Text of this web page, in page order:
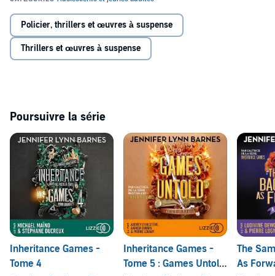
©2021 / 2022 Jennifer Lynn Barnes / éditions Pocket Jeunesse, pour
la traduction française et la présente édition. (P)2023 Lizzie, un
département d’Univers Poche, Paris
Policier, thrillers et œuvres à suspense
Thrillers et œuvres à suspense
Poursuivre la série
Inheritance Games -
Tome 4
Inheritance Games -
Tome 5 : Games Untold
The
As